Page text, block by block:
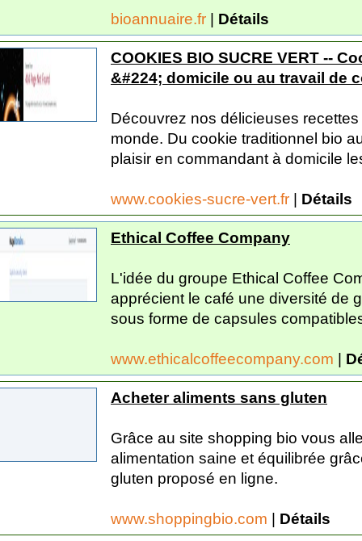
bioannuaire.fr | Détails
COOKIES BIO SUCRE VERT --
&#224; domicile ou au travail de
Découvrez nos délicieuses
monde. Du cookie traditionnel bio
plaisir en commandant à domicile
www.cookies-sucre-vert.fr | Détails
Ethical Coffee Company
L'idée du groupe Ethical Coffee
apprécient le café une diversité de
sous forme de capsules
www.ethicalcoffeecompany.com |
Acheter aliments sans gluten
Grâce au site shopping bio vous
alimentation saine et équilibrée
gluten proposé en ligne.
www.shoppingbio.com | Détails